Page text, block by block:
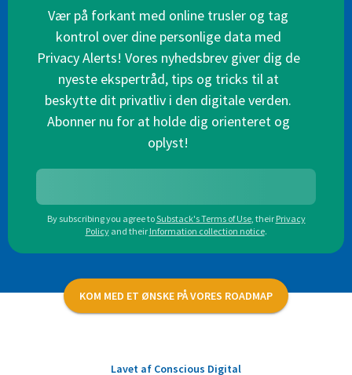
Vær på forkant med online trusler og tag
kontrol over dine personlige data med
Privacy Alerts! Vores nyhedsbrev giver dig de
nyeste ekspertråd, tips og tricks til at
beskytte dit privatliv i den digitale verden.
Abonner nu for at holde dig orienteret og
oplyst!
By subscribing you agree toSubstack's Terms of Use, their Privacy
Policy and their Information collection notice.
KOM MED ET ØNSKE PÅ VORES ROADMAP
Lavet af Conscious Digital